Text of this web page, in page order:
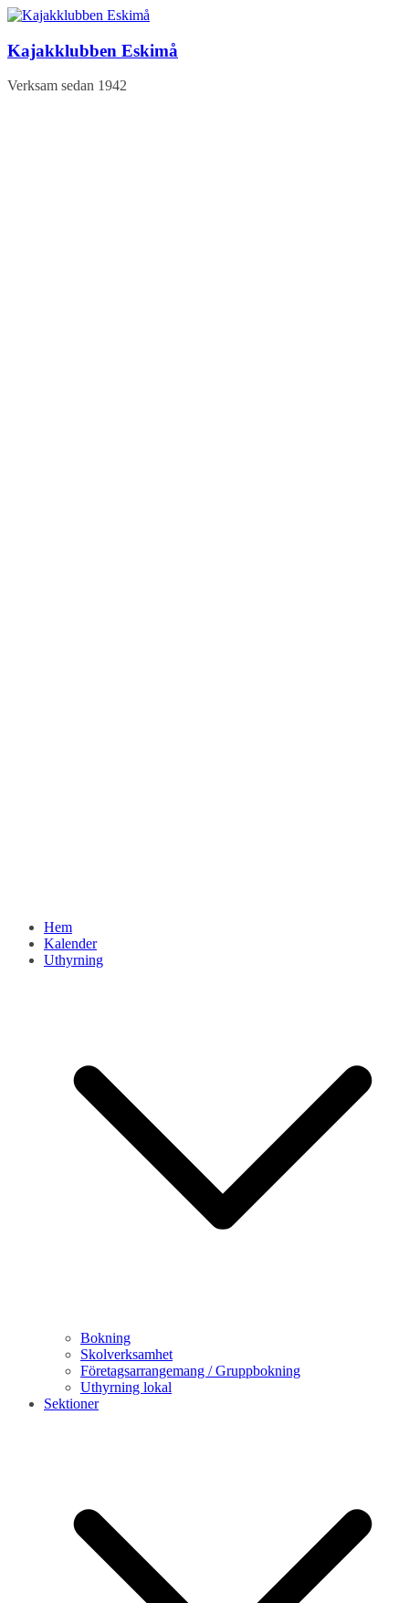
Hoppa
innehåll
Kajakklubben Eskimå
Verksam sedan 1942
Hem
Kalender
Uthyrning
Bokning
Skolverksamhet
Företagsarrangemang / Gruppbokning
Uthyrning lokal
Sektioner